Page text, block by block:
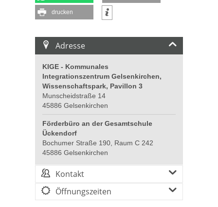
drucken
Adresse
KIGE - Kommunales
Integrationszentrum Gelsenkirchen,
Wissenschaftspark, Pavillon 3
Munscheidstraße 14
45886 Gelsenkirchen
Förderbüro an der Gesamtschule
Ückendorf
Bochumer Straße 190, Raum C 242
45886 Gelsenkirchen
Kontakt
Öffnungszeiten